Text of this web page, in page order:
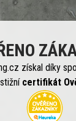
získal díky
certifikát